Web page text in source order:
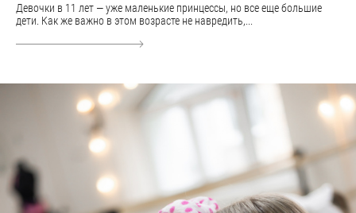
Девочки в 11 лет — уже маленькие принцессы, но все еще большие
дети. Как же важно в этом возрасте не навредить,...